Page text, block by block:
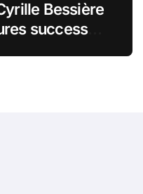
Bessière
success